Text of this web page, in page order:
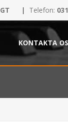
| Telefon:
KONTAKTA